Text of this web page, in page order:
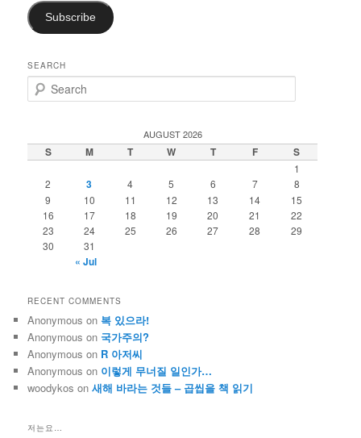
Subscribe
SEARCH
e
c
h
AUGUST 2026
S M T W T F S
1
2
3 4 5 6 7
8
9
10 11 12 13 14
15
16
17 18 19 20 21
22
23
24 25 26 27 28
29
30
31
« Jul
RECENT COMMENTS
Anonymous on 복 있으라!
Anonymous on 국가주의?
Anonymous on R 아저씨
Anonymous on 이렇게 무너질 일인가…
woodykos on새해 바라는 것들 – 곱씹을 책 읽기
저는요…